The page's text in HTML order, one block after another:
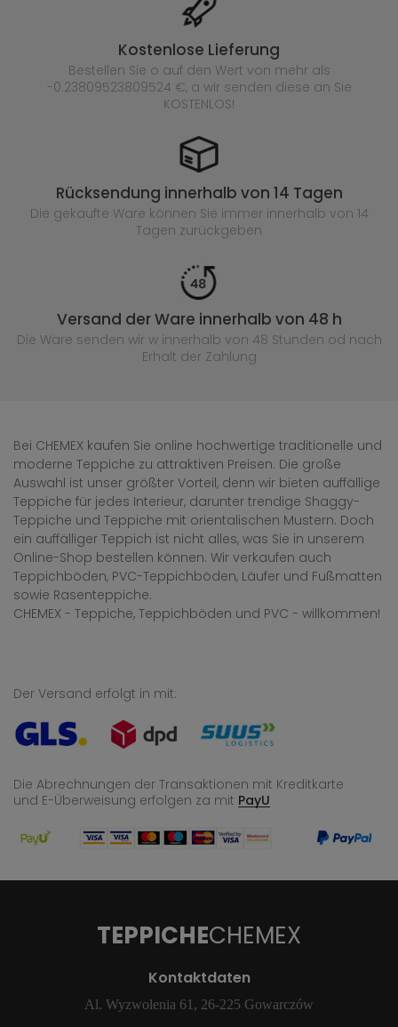
Kostenlose Lieferung
Bestellen Sie o auf den Wert von mehr als
-0.23809523809524 €, a wir senden diese an Sie
KOSTENLOS!
Rücksendung innerhalb von 14 Tagen
Die gekaufte Ware können Sie immer innerhalb von 14
Tagen zurückgeben
Versand der Ware innerhalb von 48 h
Die Ware senden wir w innerhalb von 48 Stunden od nach
Erhalt der Zahlung
Bei CHEMEX kaufen Sie online hochwertige traditionelle und
moderne Teppiche zu attraktiven Preisen. Die große
Auswahl ist unser größter Vorteil, denn wir bieten auffällige
Teppiche für jedes Interieur, darunter trendige Shaggy-
Teppiche und Teppiche mit orientalischen Mustern. Doch
ein auffälliger Teppich ist nicht alles, was Sie in unserem
Online-Shop bestellen können. Wir verkaufen auch
Teppichböden, PVC-Teppichböden, Läufer und Fußmatten
sowie Rasenteppiche.
CHEMEX - Teppiche, Teppichböden und PVC - willkommen!
Der Versand erfolgt in mit:
Die Abrechnungen der Transaktionen mit Kreditkarte
und E-Überweisung erfolgen za mit PayU
TEPPICHECHEMEX
Kontaktdaten
Al. Wyzwolenia 61, 26-225 Gowarczów